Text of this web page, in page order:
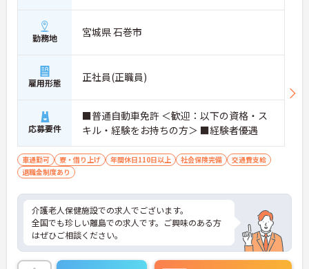
勤務地 宮城県 石巻市
雇用形態 正社員(正職員)
応募要件
■普通自動車免許 ＜歓迎：以下の資格・ス
キル・経験をお持ちの方＞ ■経験者優遇
車通勤可 寮・借り上げ 年間休日110日以上 社会保険完備
交通費支給
退職金制度あり
介護老人保健施設での求人でございます。
全国でも珍しい離島での求人です。ご興味のある方
はぜひご相談ください。